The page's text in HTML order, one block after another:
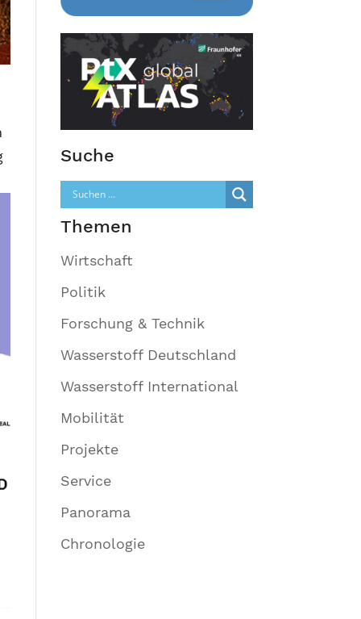
Suche
Themen
Wirtschaft
Politik
Forschung & Technik
Wasserstoff Deutschland
Wasserstoff International
Mobilität
Projekte
Service
Panorama
Chronologie